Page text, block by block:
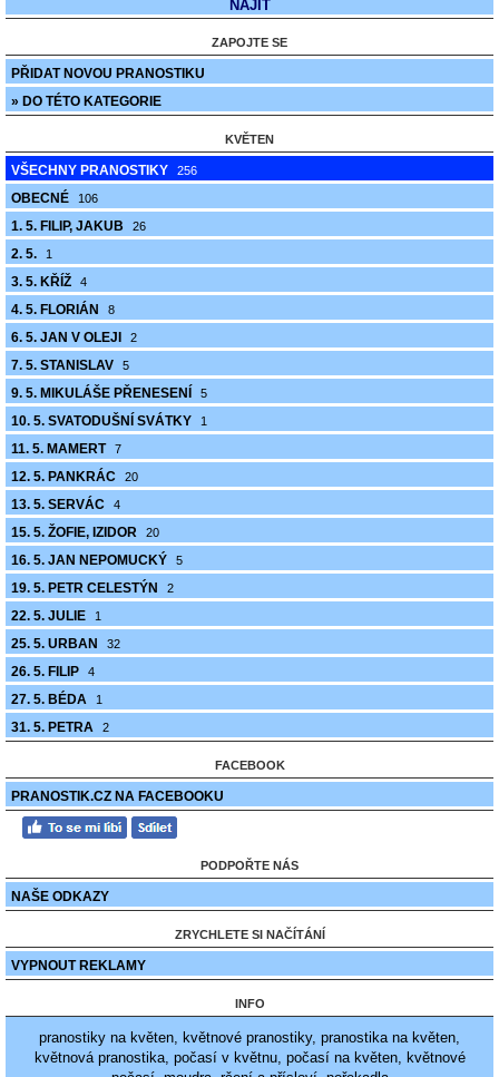
ZAPOJTE SE
PŘIDAT NOVOU PRANOSTIKU
» DO TÉTO KATEGORIE
KVĚTEN
VŠECHNY PRANOSTIKY 256
OBECNÉ 106
1. 5. FILIP, JAKUB 26
2. 5. 1
3. 5. KŘÍŽ 4
4. 5. FLORIÁN 8
6. 5. JAN V OLEJI 2
7. 5. STANISLAV 5
9. 5. MIKULÁŠE PŘENESENÍ 5
10. 5. SVATODUŠNÍ SVÁTKY 1
11. 5. MAMERT 7
12. 5. PANKRÁC 20
13. 5. SERVÁC 4
15. 5. ŽOFIE, IZIDOR 20
16. 5. JAN NEPOMUCKÝ 5
19. 5. PETR CELESTÝN 2
22. 5. JULIE 1
25. 5. URBAN 32
26. 5. FILIP 4
27. 5. BÉDA 1
31. 5. PETRA 2
FACEBOOK
PRANOSTIK.CZ NA FACEBOOKU
PODPOŘTE NÁS
NAŠE ODKAZY
ZRYCHLETE SI NAČÍTÁNÍ
VYPNOUT REKLAMY
INFO
pranostiky na květen, květnové pranostiky, pranostika na květen,
květnová pranostika, počasí v květnu, počasí na květen, květnové